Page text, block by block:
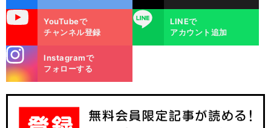
・
令
」
前
YouTubeで
チャンネル登録
LINE
LINEで
アカウント追加
m
Instagramで
フォローする